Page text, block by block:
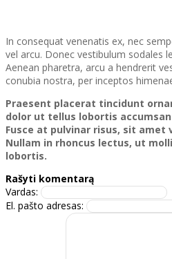
In consequat venenatis ex, nec
vel arcu. Donec vestibulum sodales
Aenean pharetra, arcu a hendrerit
conubia nostra, per inceptos
Praesent placerat tincidunt
dolor ut tellus lobortis
Fusce at pulvinar risus, sit
Nullam in rhoncus lectus, ut
lobortis.
Rašyti komentarą
Vardas:
El. pašto adresas: